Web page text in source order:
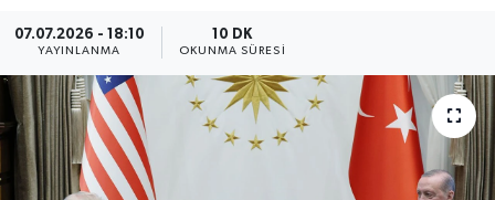
07.07.2026 - 18:10
YAYINLANMA
10 DK
OKUNMA SÜRESI
BİLİM VE TEKNOLOJİ
OTOMOBİL
KURUMSAL